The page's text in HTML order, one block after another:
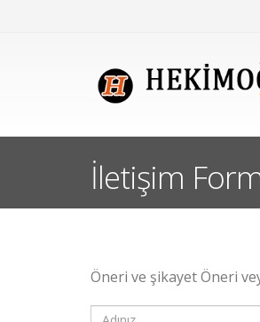
İletişim
Öneri ve şikayet Öneri